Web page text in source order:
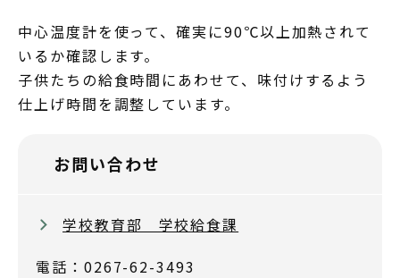
中心温度計を使って、確実に90℃以上加熱されて
いるか確認します。
子供たちの給食時間にあわせて、味付けするよう
仕上げ時間を調整しています。
お問い合わせ
学校教育部 学校給食課
電話：0267-62-3493